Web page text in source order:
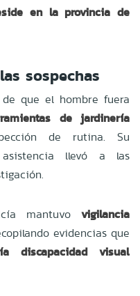
en la provincia de
sospechas
de que el hombre fuera
de jardinería
de rutina. Su
llevó a las
mantuvo vigilancia
evidencias que
discapacidad visual